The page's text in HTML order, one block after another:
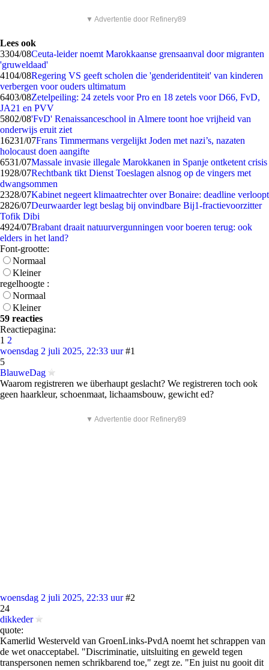
▼ Advertentie door Refinery89
Lees ook
3304/08Ceuta-leider noemt Marokkaanse grensaanval door migranten
'gruweldaad'
4104/08Regering VS geeft scholen die 'genderidentiteit' van kinderen
verbergen voor ouders ultimatum
6403/08Zetelpeiling: 24 zetels voor Pro en 18 zetels voor D66, FvD,
JA21 en PVV
5802/08'FvD' Renaissanceschool in Almere toont hoe vrijheid van
onderwijs eruit ziet
16231/07Frans Timmermans vergelijkt Joden met nazi’s, nazaten
holocaust doen aangifte
6531/07Massale invasie illegale Marokkanen in Spanje ontketent crisis
1928/07Rechtbank tikt Dienst Toeslagen alsnog op de vingers met
dwangsommen
2328/07Kabinet negeert klimaatrechter over Bonaire: deadline verloopt
2826/07Deurwaarder legt beslag bij onvindbare Bij1-fractievoorzitter
Tofik Dibi
4924/07Brabant draait natuurvergunningen voor boeren terug: ook
elders in het land?
Font-grootte:
Normaal
Kleiner
regelhoogte :
Normaal
Kleiner
59 reacties
Reactiepagina:
1 2
woensdag 2 juli 2025, 22:33 uur #1
5
BlauweDag
Waarom registreren we überhaupt geslacht? We registreren toch ook
geen haarkleur, schoenmaat, lichaamsbouw, gewicht ed?
▼ Advertentie door Refinery89
woensdag 2 juli 2025, 22:33 uur #2
24
dikkeder
quote:
Kamerlid Westerveld van GroenLinks-PvdA noemt het schrappen van
de wet onacceptabel. "Discriminatie, uitsluiting en geweld tegen
transpersonen nemen schrikbarend toe," zegt ze. "En juist nu gooit dit